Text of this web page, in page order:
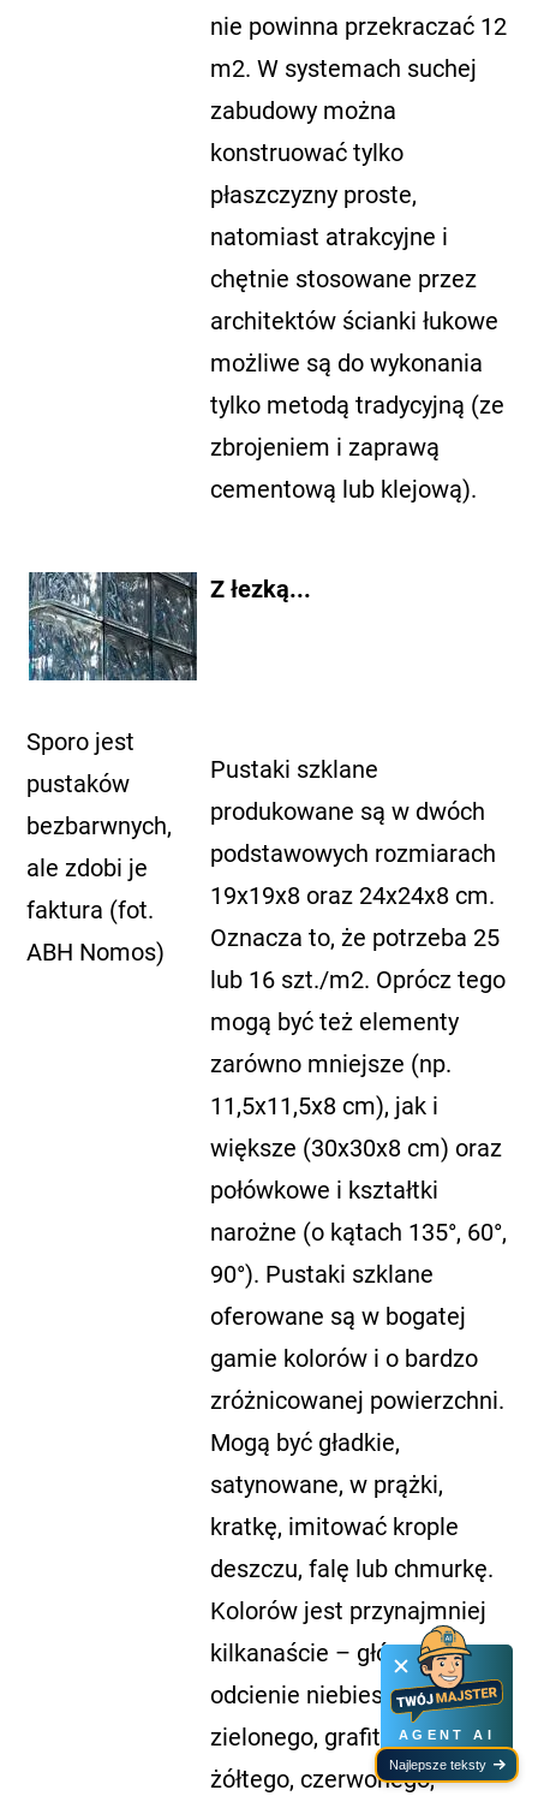
nie powinna przekraczać 12
m2. W systemach suchej
zabudowy można
konstruować tylko
płaszczyzny proste,
natomiast atrakcyjne i
chętnie stosowane przez
architektów ścianki łukowe
możliwe są do wykonania
tylko metodą tradycyjną (ze
zbrojeniem i zaprawą
cementową lub klejową).
Sporo jest
pustaków
bezbarwnych,
ale zdobi je
faktura (fot.
ABH Nomos)
Z łezką...
Pustaki szklane
produkowane są w dwóch
podstawowych rozmiarach
19x19x8 oraz 24x24x8 cm.
Oznacza to, że potrzeba 25
lub 16 szt./m2. Oprócz tego
mogą być też elementy
zarówno mniejsze (np.
11,5x11,5x8 cm), jak i
większe (30x30x8 cm) oraz
połówkowe i kształtki
narożne (o kątach 135°, 60°,
90°). Pustaki szklane
oferowane są w bogatej
gamie kolorów i o bardzo
zróżnicowanej powierzchni.
Mogą być gładkie,
satynowane, w prążki,
kratkę, imitować krople
deszczu, falę lub chmurkę.
Kolorów jest przynajmniej
kilkanaście – głównie
odcienie niebieskiego,
zielonego, grafitowego,
żółtego, czerwonego,
AGENT AI
Najlepsze teksty